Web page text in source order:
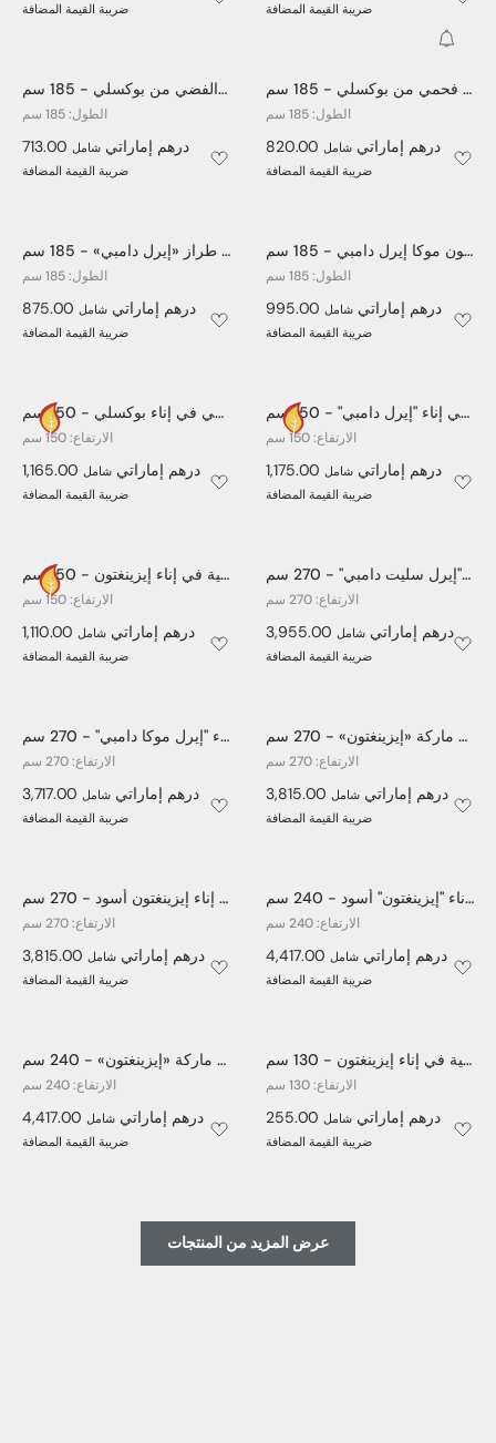
ضريبة القيمة المضافة
ضريبة القيمة المضافة
شجرة فيكوس اصطناعية ذات كرتين باللون الفضي من بوكسلي - 185 سم
الطول: 185 سم
713.00 درهم إماراتي شامل
ضريبة القيمة المضافة
شجرة فيكوس اصطناعية ذات كرتين بلون فحمي من بوكسلي - 185 سم
الطول: 185 سم
820.00 درهم إماراتي شامل
ضريبة القيمة المضافة
شجرة فيكوس اصطناعية ذات كرتين بلون أردوازي من طراز «إيرل دامبي» - 185 سم
الطول: 185 سم
875.00 درهم إماراتي شامل
ضريبة القيمة المضافة
شجرة فيكوس اصطناعية ذات كرتين بلون موكا إيرل دامبي - 185 سم
الطول: 185 سم
995.00 درهم إماراتي شامل
ضريبة القيمة المضافة
نبات أوراق الكمان الاصطناعي في إناء بوكسلي - 150 سم
الارتفاع: 150 سم
1,165.00 درهم إماراتي شامل
ضريبة القيمة المضافة
ورقة كمان اصطناعية في إناء "إيرل دامبي" - 150 سم
الارتفاع: 150 سم
1,175.00 درهم إماراتي شامل
ضريبة القيمة المضافة
ورقة كمان اصطناعية في إناء إيزينغتون - 150 سم
الارتفاع: 150 سم
1,110.00 درهم إماراتي شامل
ضريبة القيمة المضافة
شجرة فيكوس اصطناعية في إناء "إيرل سليت دامبي" - 270 سم
الارتفاع: 270 سم
3,955.00 درهم إماراتي شامل
ضريبة القيمة المضافة
شجرة فيكوس اصطناعية في إناء "إيرل موكا دامبي" - 270 سم
الارتفاع: 270 سم
3,717.00 درهم إماراتي شامل
ضريبة القيمة المضافة
شجرة فيكوس اصطناعية في إناء أبيض من ماركة «إيزينغتون» - 270 سم
الارتفاع: 270 سم
3,815.00 درهم إماراتي شامل
ضريبة القيمة المضافة
شجرة فيكوس اصطناعية في إناء إيزينغتون أسود - 270 سم
الارتفاع: 270 سم
3,815.00 درهم إماراتي شامل
ضريبة القيمة المضافة
شجرة زيتون اصطناعية كبيرة في إناء "إيزينغتون" أسود - 240 سم
الارتفاع: 240 سم
4,417.00 درهم إماراتي شامل
ضريبة القيمة المضافة
شجرة زيتون اصطناعية كبيرة في إناء أبيض من ماركة «إيزينغتون» - 240 سم
الارتفاع: 240 سم
4,417.00 درهم إماراتي شامل
ضريبة القيمة المضافة
شجرة الفستق الاصطناعية في إناء إيزينغتون - 130 سم
الارتفاع: 130 سم
255.00 درهم إماراتي شامل
ضريبة القيمة المضافة
عرض المزيد من المنتجات